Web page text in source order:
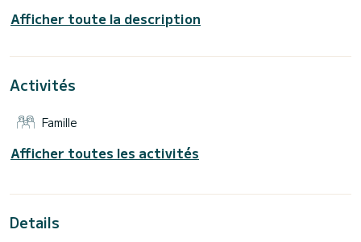
capacité d'embarcation de 12 personnes. Avec une longueur
de Göcek
Pour votre confort, Flores possède 6 toilettes avec douche
Dessalinisateur, Climatisation.
Les demandes de réservation et devis sont gérées
directement par SamBoat. Vous obtiendrez les meilleurs prix
Afficher toute la description
Activités
Famille
Afficher toutes les activités
Details